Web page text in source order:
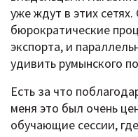
уже ждут в этих
бюрократические
экспорта, и
удивить румынского
Есть за что
меня это был очень
обучающие сессии,